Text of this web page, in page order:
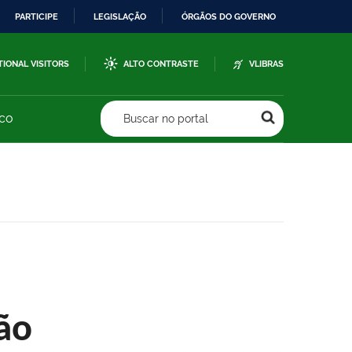
PARTICIPE LEGISLAÇÃO ÓRGÃOS DO GOVERNO
VISITORS ALTO CONTRASTE VLIBRAS
Buscar no portal